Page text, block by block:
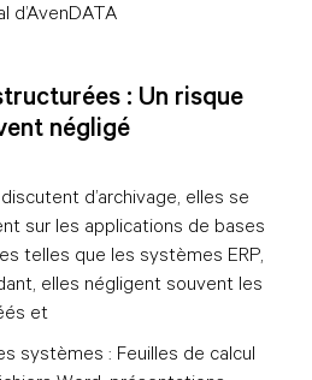
d’AvenDATA
: Un risque
négligé
d’archivage, elles se
sur les applications de bases
telles que les systèmes ERP,
elles négligent souvent les
et
systèmes : Feuilles de calcul